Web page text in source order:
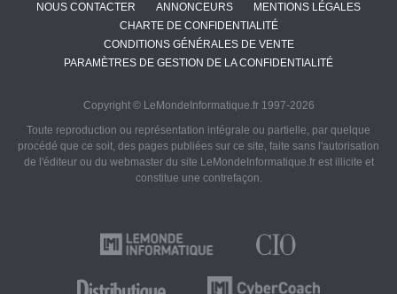
NOUS CONTACTER ANNONCEURS
MENTIONS LÉGALES
CHARTE DE CONFIDENTIALITÉ
CONDITIONS GÉNÉRALES DE VENTE
PARAMÈTRES DE GESTION DE LA CONFIDENTIALITÉ
Copyright © LeMondeInformatique.fr 1997-2026
Toute reproduction ou représentation intégrale ou partielle, par quelque
procédé que ce soit, des pages publiées sur ce site, faite sans l'autorisation
de l'éditeur ou du webmaster du site LeMondeInformatique.fr est illicite et
constitue une contrefaçon.